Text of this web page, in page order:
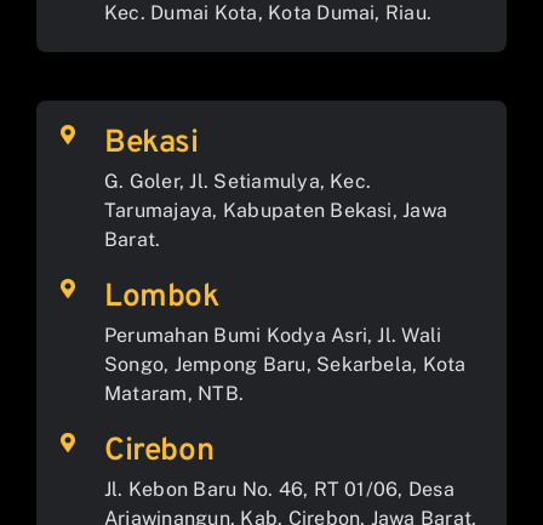
Kec. Dumai Kota, Kota Dumai, Riau.
Bekasi
G. Goler, Jl. Setiamulya, Kec.
Tarumajaya, Kabupaten Bekasi, Jawa
Barat.
Lombok
Perumahan Bumi Kodya Asri, Jl. Wali
Songo, Jempong Baru, Sekarbela, Kota
Mataram, NTB.
Cirebon
Jl. Kebon Baru No. 46, RT 01/06, Desa
Arjawinangun, Kab. Cirebon, Jawa Barat.